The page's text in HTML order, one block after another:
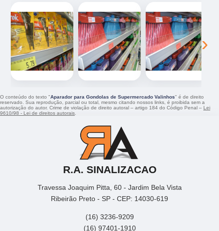
‹ ›
O conteúdo do texto "Aparador para Gondolas de Supermercado Valinhos" é de direito
reservado. Sua reprodução, parcial ou total, mesmo citando nossos links, é proibida sem a
autorização do autor. Crime de violação de direito autoral – artigo 184 do Código Penal – Lei
9610/98 - Lei de direitos autorais
R.A. SINALIZACAO
Travessa Joaquim Pitta, 60 - Jardim Bela Vista
Ribeirão Preto - SP - CEP: 14030-619
(16) 3236-9209
(16) 97401-1910